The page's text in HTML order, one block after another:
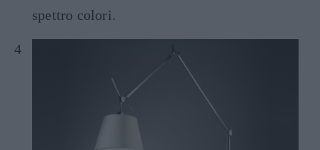
spettro colori.